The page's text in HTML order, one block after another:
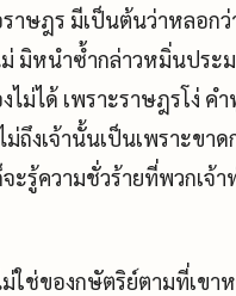
าษฎร มีเป็นต้นว่าหลอก
ม่ มิหนำซ้ำกล่าวหมิ่นปร
ไม่ได้ เพราะราษฎรโง่
ถึงเจ้านั้นเป็นเพราะขา
ะรู้ความชั่วร้ายที่พวกเจ้
ใช่ของกษัตริย์ตามที่เข